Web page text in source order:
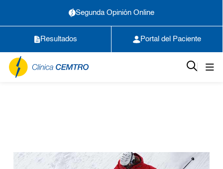
Segunda Opinión Online
Resultados Portal del Paciente